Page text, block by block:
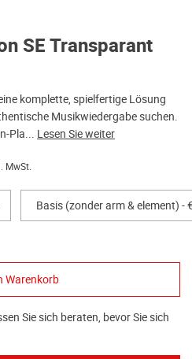
SE Transparant
komplette, spielfertige Lösung
Musikwiedergabe suchen.
Pla... Lesen Sie weiter
MwSt.
Basis (zonder arm & element) -
Sie sich beraten, bevor Sie sich